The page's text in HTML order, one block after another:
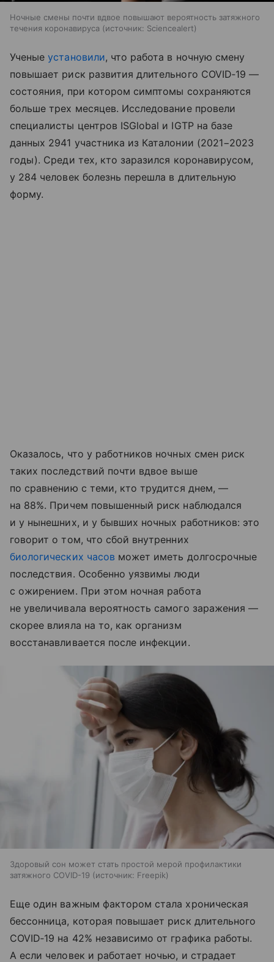
Ночные смены почти вдвое повышают вероятность затяжного
течения коронавируса
источник: Sciencealert
Ученыеустановили, что работа в ночную смену
повышает риск развития длительного COVID‑19 —
состояния, при котором симптомы сохраняются
больше трех месяцев. Исследование провели
специалисты центров ISGlobal и IGTP на базе
данных 2941 участника из Каталонии (2021−2023
годы). Среди тех, кто заразился коронавирусом,
у 284 человек болезнь перешла в длительную
форму.
Оказалось, что у работников ночных смен риск
таких последствий почти вдвое выше
по сравнению с теми, кто трудится днем, —
на 88%. Причем повышенный риск наблюдался
и у нынешних, и у бывших ночных работников: это
говорит о том, что сбой внутренних
биологических часов может иметь долгосрочные
последствия. Особенно уязвимы люди
с ожирением. При этом ночная работа
не увеличивала вероятность самого заражения —
скорее влияла на то, как организм
восстанавливается после инфекции.
Здоровый сон может стать простой мерой профилактики
затяжного COVID-19
источник: Freepik
Еще один важным фактором стала хроническая
бессонница, которая повышает риск длительного
COVID‑19 на 42% независимо от графика работы.
А если человек и работает ночью, и страдает